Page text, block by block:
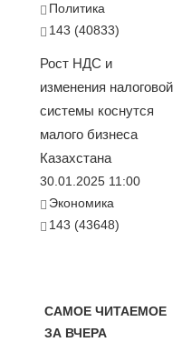
Политика
143 (40833)
Рост НДС и
изменения налоговой
системы коснутся
малого бизнеса
Казахстана
30.01.2025 11:00
Экономика
143 (43648)
САМОЕ ЧИТАЕМОЕ
ЗА ВЧЕРА